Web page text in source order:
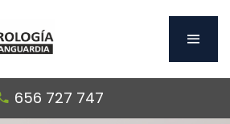
656 727 747